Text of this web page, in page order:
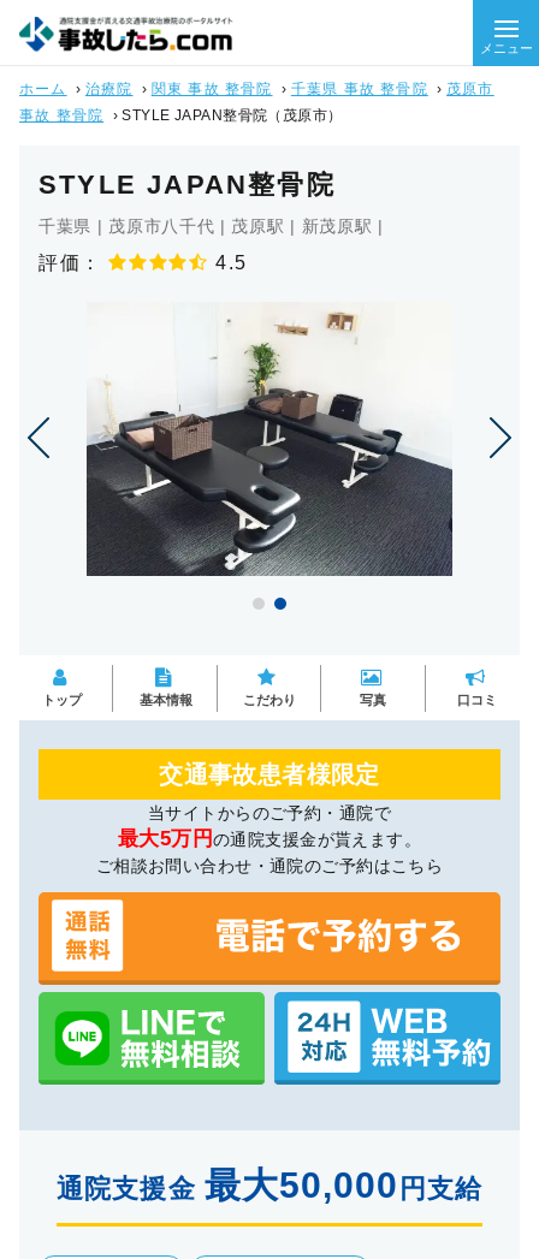
メニュー
ホーム › 治療院 › 関東 事故 整骨院 › 千葉県 事故 整骨院 › 茂原市
事故 整骨院
›STYLE JAPAN整骨院（茂原市）
STYLE JAPAN整骨院
千葉県 | 茂原市八千代 | 茂原駅 | 新茂原駅 |
評価： 4.5
トップ 基本情報 こだわり 写真 口コミ
交通事故患者様限定
当サイトからのご予約・通院で
最大5万円の通院支援金が貰えます。
ご相談お問い合わせ・通院のご予約はこちら
通院支援金 最大50,000 円支給